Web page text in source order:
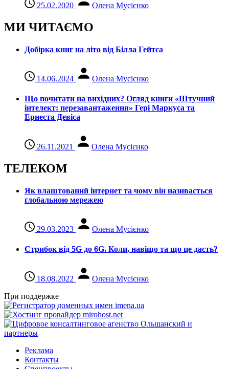
25.02.2020 Олена Мусієнко
МИ ЧИТАЄМО
Добірка книг на літо від Білла Гейтса
14.06.2024 Олена Мусієнко
Що почитати на вихідних? Огляд книги «Штучний
інтелект: перезавантаження» Гері Маркуса та
Ернеста Девіса
26.11.2021 Олена Мусієнко
ТЕЛЕКОМ
Як влаштований інтернет та чому він називається
глобальною мережею
29.03.2023 Олена Мусієнко
Стрибок від 5G до 6G. Коли, навіщо та що це даcть?
18.08.2022
Олена Мусієнко
При поддержке
Реклама
Контакты